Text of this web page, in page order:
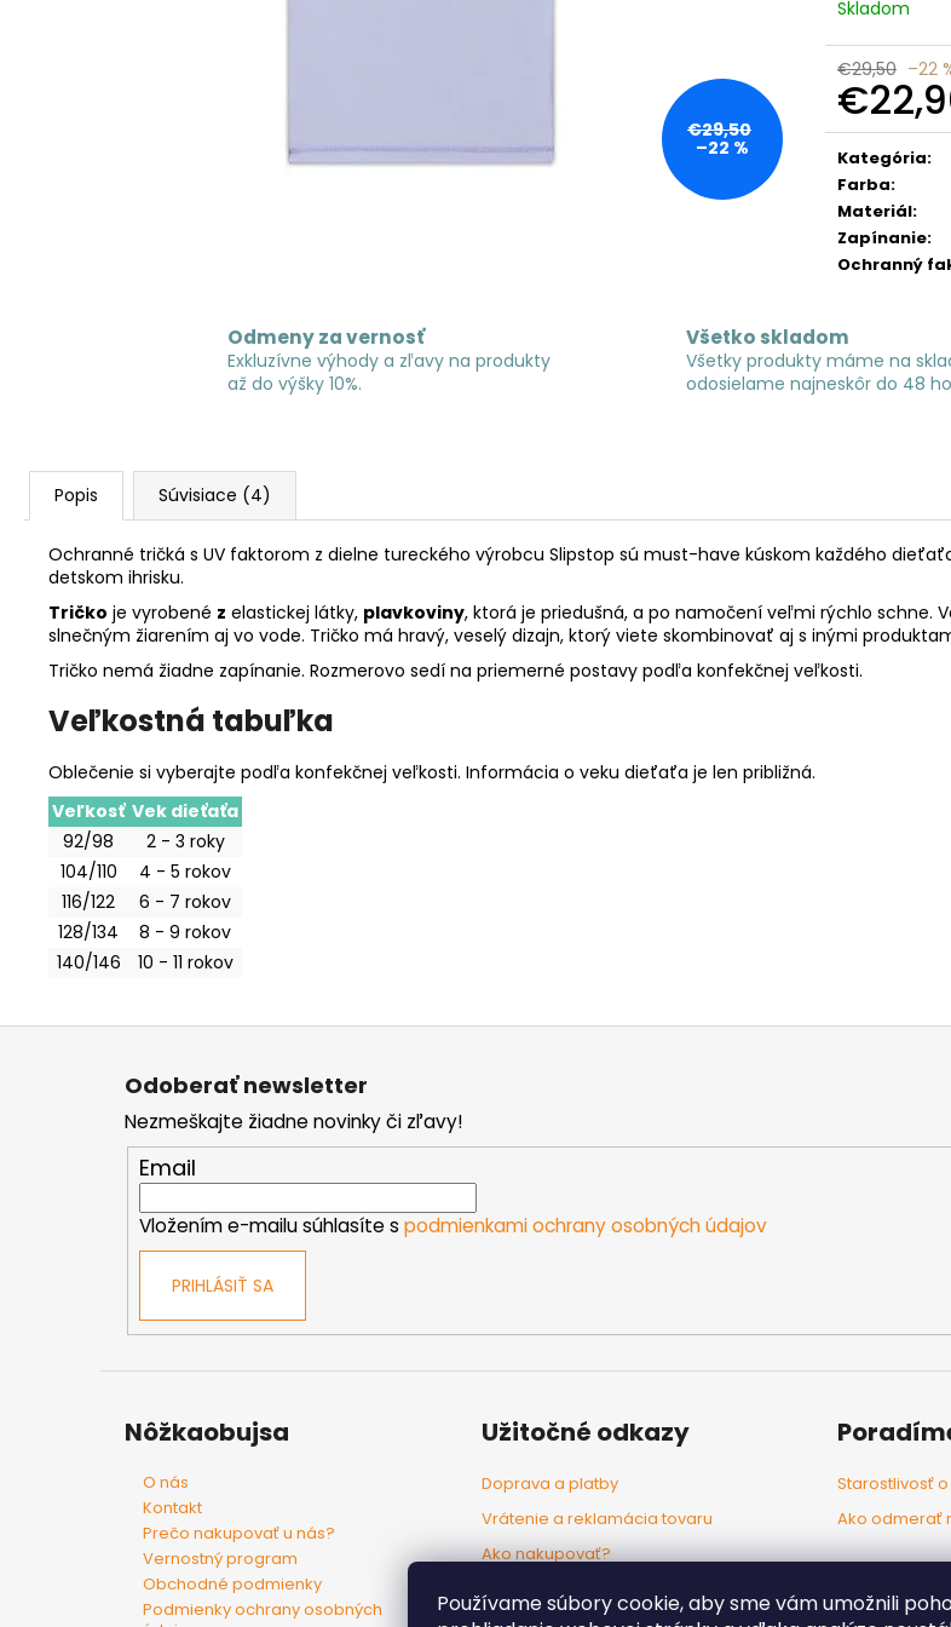
Používame súbory cookie, aby sme vám umožnili
Skladom
€29,50 –22
Jednotková
cena:
Kategória:
Farba:
Materiál:
Zapínanie:
Ochranný
€29,50
–22 %
Odmeny za vernosť
Exkluzívne výhody a zľavy na produkty
až do výšky 10%.
Všetko skladom
Všetky produkty máme na
odosielame najneskôr do 48
Popis Súvisiace (4)
Ochranné tričká s UV faktorom z dielne tureckého výrobcu Slipstop sú must-have kúskom každého
detskom ihrisku.
Tričko je vyrobené z elastickej látky, plavkoviny, ktorá je priedušná, a po namočení veľmi rýchlo schne.
slnečným žiarením aj vo vode. Tričko má hravý, veselý dizajn, ktorý viete skombinovať aj s inými
Tričko nemá žiadne zapínanie. Rozmerovo sedí na priemerné postavy podľa konfekčnej veľkosti.
Veľkostná tabuľka
Oblečenie si vyberajte podľa konfekčnej veľkosti. Informácia o veku dieťaťa je len približná.
Veľkosť Vek dieťaťa
92/98
2 - 3 roky
104/110
4 - 5 rokov
116/122
6 - 7 rokov
128/134
8 - 9 rokov
140/146
10 - 11 rokov
Odoberať newsletter
Nezmeškajte žiadne novinky či zľavy!
Email
Vložením e-mailu súhlasíte s podmienkami ochrany osobných údajov
PRIHLÁSIŤ SA
Nôžkaobujsa
O nás
Kontakt
Prečo nakupovať u nás?
Vernostný program
Obchodné podmienky
Podmienky ochrany osobných
Užitočné odkazy
Doprava a platby
Vrátenie a reklamácia tovaru
Ako nakupovať?
Starostlivosť
Ako odmerať